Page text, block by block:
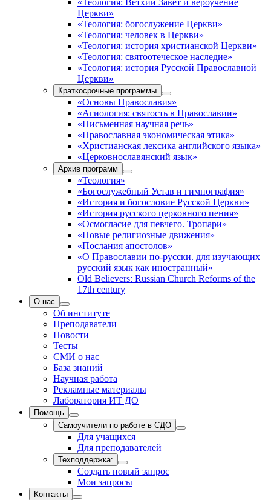
«Теология: Ветхий Завет и вероучение
Церкви»
«Теология: богослужение Церкви»
«Теология: человек в Церкви»
«Теология: история христианской Церкви»
«Теология: святоотеческое наследие»
«Теология: история Русской Православной
Церкви»
Краткосрочные программы
«Основы Православия»
«Агиология: святость в Православии»
«Письменная научная речь»
«Православная экономическая этика»
«Христианская лексика английского языка»
«Церковнославянский язык»
Архив программ
«Теология»
«Богослужебный Устав и гимнография»
«История и богословие Русской Церкви»
«История русского церковного пения»
«Осмогласие для певчего. Тропари»
«Новые религиозные движения»
«Послания апостолов»
«О Православии по-русски. для изучающих
русский язык как иностранный»
Old Believers: Russian Church Reforms of the
17th century
О нас
Об институте
Преподаватели
Новости
Тесты
СМИ о нас
База знаний
Научная работа
Рекламные материалы
Лаборатория ИТ ДО
Помощь
Самоучители по работе в СДО
Для учащихся
Для преподавателей
Техподдержка:
Создать новый запрос
Мои запросы
Контакты